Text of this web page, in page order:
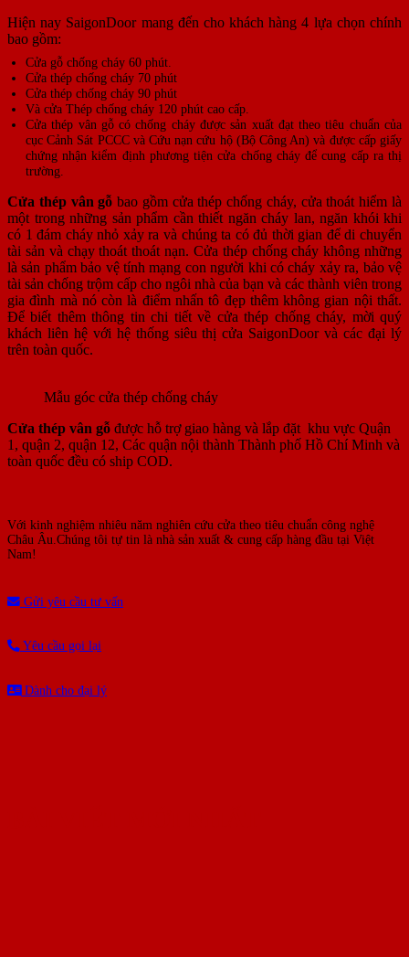
Hiện nay SaigonDoor mang đến cho khách hàng 4 lựa chọn chính
bao gồm:
Cửa gỗ chống cháy 60 phút.
Cửa thép chống cháy 70 phút
Cửa thép chống cháy 90 phút
Và cửa Thép chống cháy 120 phút cao cấp.
Cửa thép vân gỗ có chống cháy được sản xuất đạt theo tiêu chuẩn của
cục Cảnh Sát PCCC và Cứu nạn cứu hộ (Bộ Công An) và được cấp giấy
chứng nhận kiểm định phương tiện cửa chống cháy để cung cấp ra thị
trường.
Cửa thép vân gỗ bao gồm cửa thép chống cháy, cửa thoát hiểm là
một trong những sản phẩm cần thiết ngăn cháy lan, ngăn khói khi
có 1 đám cháy nhỏ xảy ra và chúng ta có đủ thời gian để di chuyển
tài sản và chạy thoát thoát nạn. Cửa thép chống cháy không những
là sản phẩm bảo vệ tính mạng con người khi có cháy xảy ra, bảo vệ
tài sản chống trộm cấp cho ngôi nhà của bạn và các thành viên trong
gia đình mà nó còn là điểm nhấn tô đẹp thêm không gian nội thất.
Để biết thêm thông tin chi tiết về cửa thép chống cháy, mời quý
khách liên hệ với hệ thống siêu thị cửa SaigonDoor và các đại lý
trên toàn quốc.
Mẫu góc cửa thép chống cháy
Cửa thép vân gỗ được hỗ trợ giao hàng và lắp đặt khu vực Quận
1, quận 2, quận 12, Các quận nội thành Thành phố Hồ Chí Minh và
toàn quốc đều có ship COD.
Với kinh nghiệm nhiêu năm nghiên cứu cửa theo tiêu chuẩn công nghệ
Châu Âu.Chúng tôi tự tin là nhà sản xuất & cung cấp hàng đầu tại Việt
Nam!
Gửi yêu cầu tư vấn
Yêu cầu gọi lại
Dành cho đại lý